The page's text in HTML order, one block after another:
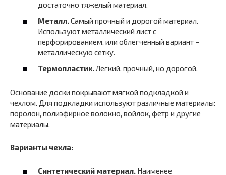
достаточно тяжелый материал.
Металл.Самый прочный и дорогой материал.
Используют металлический лист с
перфорированием, или облегченный вариант –
металлическую сетку.
Термопластик.Легкий, прочный, но дорогой.
Основание доски покрывают мягкой подкладкой и
чехлом. Для подкладки используют различные материалы:
поролон, полиэфирное волокно, войлок, фетр и другие
материалы.
Варианты чехла:
Синтетический материал. Наименее